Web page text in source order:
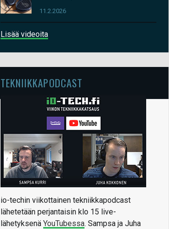
11.2.2026
Lisää videoita
TEKNIIKKAPODCAST
io-techin viikottainen tekniikkapodcast
lähetetään perjantaisin klo 15 live-
lähetyksenä YouTubessa. Sampsa ja Juha